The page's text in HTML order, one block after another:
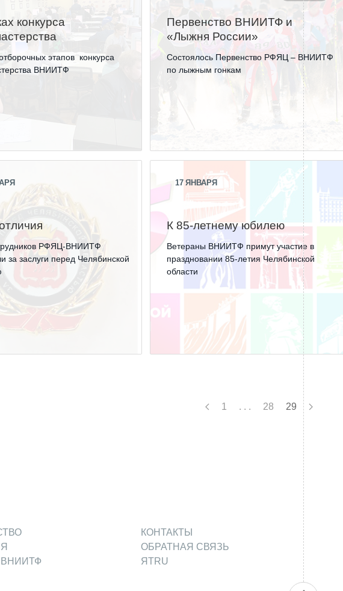
конкурса
этапов конкурса
ВНИИТФ
Первенство ВНИИТФ и
«Лыжня России»
Состоялось Первенство РФЯЦ – ВНИИТФ
по лыжным гонкам
РФЯЦ-ВНИИТФ
за заслуги перед Челябинской
17 ЯНВАРЯ
К 85-летнему юбилею
Ветераны ВНИИТФ примут участие в
праздновании 85-летия Челябинской
области
1 . . . 28 29
КОНТАКТЫ
ОБРАТНАЯ СВЯЗЬ
ЯТRU